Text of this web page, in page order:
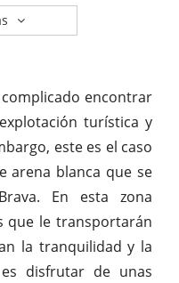
encontrar
turística y
este es el caso
arena blanca que se
En esta zona
que le transportarán
la tranquilidad y la
disfrutar de unas